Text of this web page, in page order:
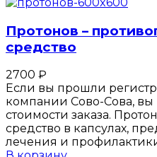
Протонов –
средство
2700 ₽
Если вы прошли
компании Сово-Сова, вы
стоимости заказа.
средство в капсулах,
лечения и